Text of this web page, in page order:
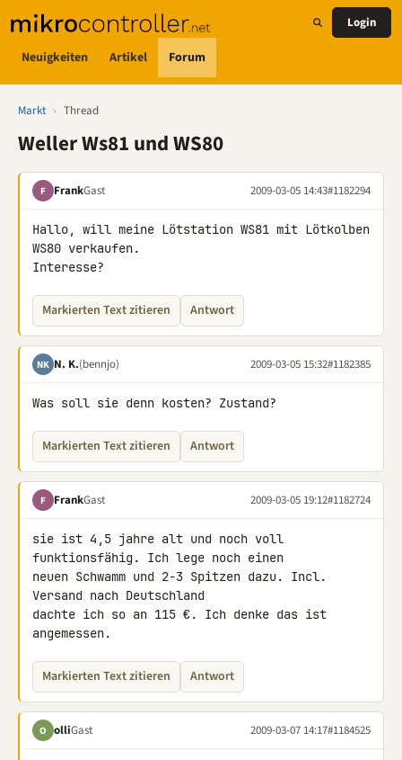
Neuigkeiten Artikel Forum
Login
Markt › Thread
Weller Ws81 und WS80
F FrankGast 2009-03-05 14:43#1182294
Hallo, will meine Lötstation WS81 mit Lötkolben
WS80 verkaufen.
Interesse?
Markierten Text zitieren Antwort
NK N. K.(bennjo) 2009-03-05 15:32#1182385
Was soll sie denn kosten? Zustand?
Markierten Text zitieren Antwort
F FrankGast 2009-03-05 19:12#1182724
sie ist 4,5 jahre alt und noch voll
funktionsfähig. Ich lege noch einen
neuen Schwamm und 2-3 Spitzen dazu. Incl.
Versand nach Deutschland
dachte ich so an 115 €. Ich denke das ist
angemessen.
Markierten Text zitieren Antwort
O olliGast 2009-03-07 14:17#1184525